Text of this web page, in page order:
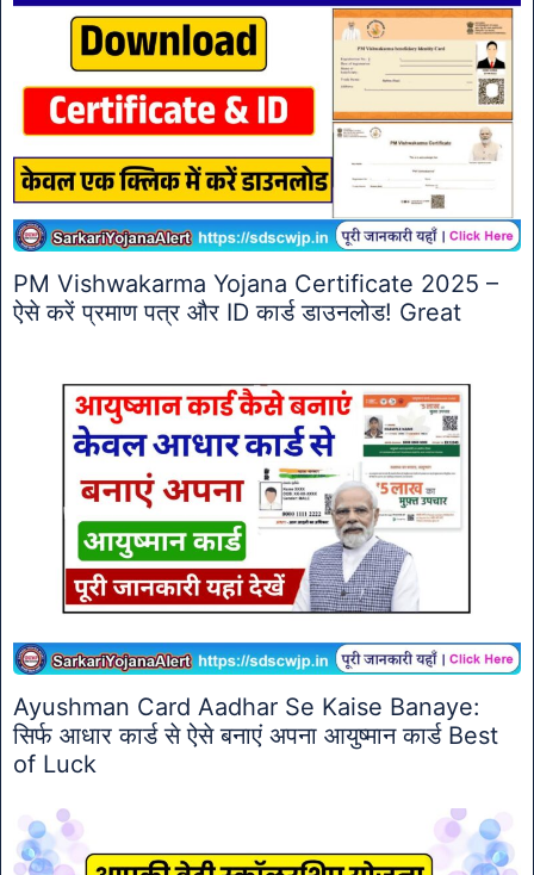
PM Vishwakarma Yojana Certificate 2025 –
ऐसे करें प्रमाण पत्र और ID कार्ड डाउनलोड! Great
Ayushman Card Aadhar Se Kaise Banaye:
सिर्फ आधार कार्ड से ऐसे बनाएं अपना आयुष्मान कार्ड Best
of Luck